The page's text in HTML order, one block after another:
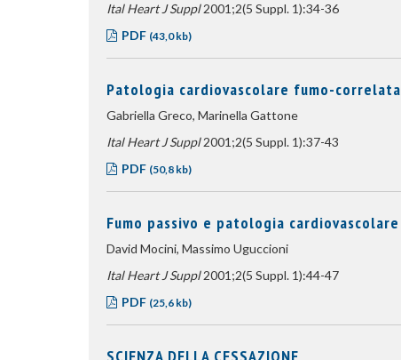
Ital Heart J Suppl2001;2(5 Suppl. 1):34-36
PDF (43,0 kb)
Patologia cardiovascolare fumo-correlata
Gabriella Greco, Marinella Gattone
Ital Heart J Suppl2001;2(5 Suppl. 1):37-43
PDF (50,8 kb)
Fumo passivo e patologia cardiovascolare
David Mocini, Massimo Uguccioni
Ital Heart J Suppl2001;2(5 Suppl. 1):44-47
PDF (25,6 kb)